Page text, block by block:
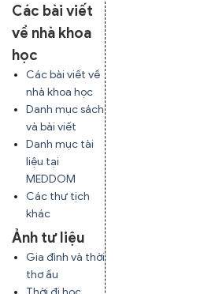
Các bài viết
về nhà khoa
học
Các bài viết về
nhà khoa học
Danh mục sách
và bài viết
Danh mục tài
liệu tại
MEDDOM
Các thư tịch
khác
Ảnh tư liệu
Gia đình và thời
thơ ấu